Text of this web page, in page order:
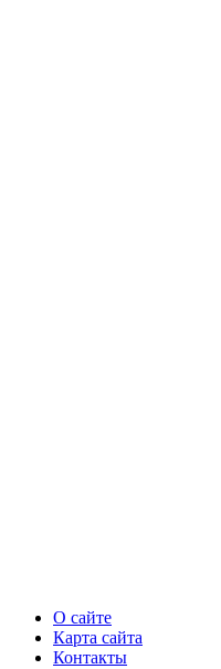
О сайте
Карта сайта
Контакты